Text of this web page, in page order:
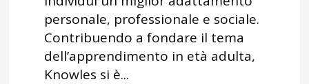
personale, professionale e sociale.
Contribuendo a fondare il tema
dell’apprendimento in età adulta,
Knowles si è...